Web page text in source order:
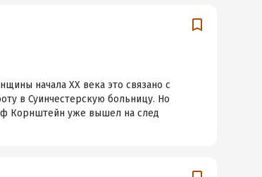
начала XX века это связано с
в Суинчестерскую больницу. Но
Корнштейн уже вышел на след